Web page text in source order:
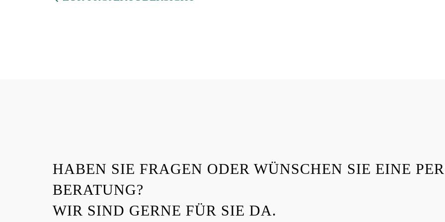
HABEN SIE FRAGEN ODER WÜNSCHEN SIE EINE
BERATUNG?
WIR SIND GERNE FÜR SIE DA.